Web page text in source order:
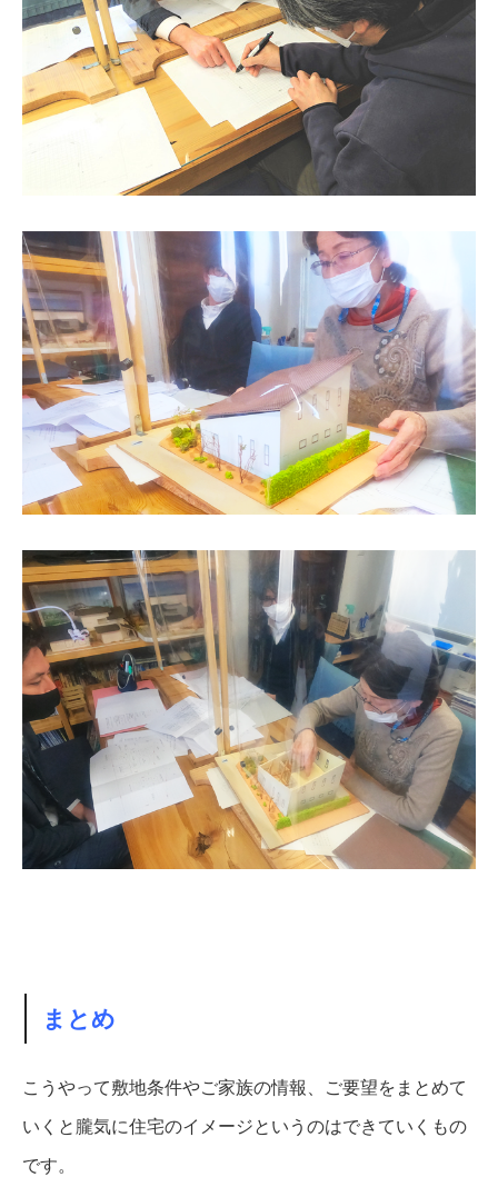
まとめ
こうやって敷地条件やご家族の情報、ご要望をまとめて
いくと朧気に住宅のイメージというのはできていくもの
です。